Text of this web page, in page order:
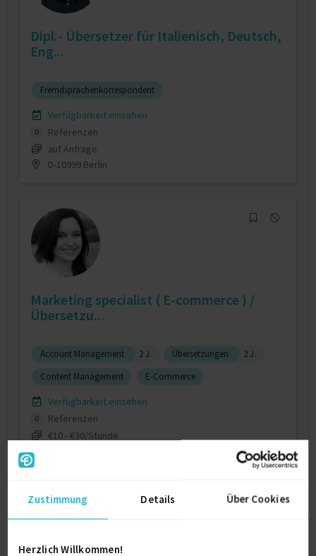
Zustimmung Details Über Cookies
Herzlich Willkommen!
Dipl.- Übersetzer für Italienisch, Deutsch,
Eng...
Fremdsprachenkorrespondent
Verfügbarkeit einsehen
0
Referenzen
auf Anfrage
D-10999 Berlin
Marketing specialist ( E-commerce ) /
Übersetzu...
Account Management 2 J. Übersetzungen
2 J.
Content Management
E-Commerce
Verfügbarkeit einsehen
0
Referenzen
€10 - €30/Stunde